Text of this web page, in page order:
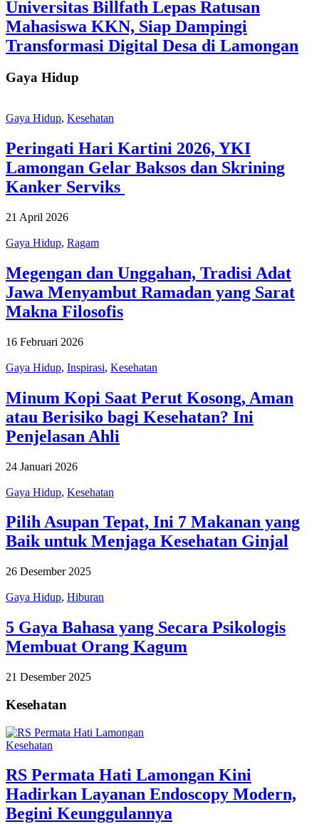
Universitas Billfath Lepas Ratusan
Mahasiswa KKN, Siap Dampingi
Transformasi Digital Desa di Lamongan
Gaya Hidup
Gaya Hidup, Kesehatan
Peringati Hari Kartini 2026, YKI
Lamongan Gelar Baksos dan Skrining
Kanker Serviks
21 April 2026
Gaya Hidup, Ragam
Megengan dan Unggahan, Tradisi Adat
Jawa Menyambut Ramadan yang Sarat
Makna Filosofis
16 Februari 2026
Gaya Hidup, Inspirasi, Kesehatan
Minum Kopi Saat Perut Kosong, Aman
atau Berisiko bagi Kesehatan? Ini
Penjelasan Ahli
24 Januari 2026
Gaya Hidup, Kesehatan
Pilih Asupan Tepat, Ini 7 Makanan yang
Baik untuk Menjaga Kesehatan Ginjal
26 Desember 2025
Gaya Hidup, Hiburan
5 Gaya Bahasa yang Secara Psikologis
Membuat Orang Kagum
21 Desember 2025
Kesehatan
Kesehatan
RS Permata Hati Lamongan Kini
Hadirkan Layanan Endoscopy Modern,
Begini Keunggulannya